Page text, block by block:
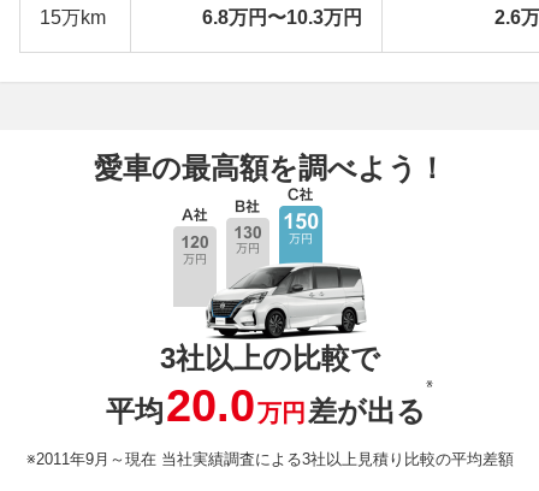
15万km 6.8万円〜10.3万円 2.6
愛車の最高額を調べよう！
3社以上の比較で
平均20.0万円 差が出る
※
※2011年9月～現在 当社実績調査による3社以上見積り比較の平均差額